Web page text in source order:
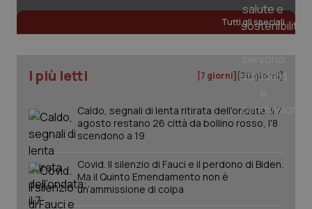
Tutti gli speciali
I più letti [7 giorni] [30 giorni]
Caldo, segnali di lenta ritirata dell'ondata: il 7
agosto restano 26 città da bollino rosso, l'8
scendono a 19
Covid. Il silenzio di Fauci e il perdono di Biden.
Ma il Quinto Emendamento non è
un’ammissione di colpa
PHPSESSID
PHP.net
www.quotidianosanita.it